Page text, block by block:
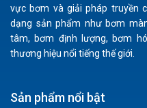
Vật liệu phần trung tâm
Vật liệu màng
Vật liệu bi
Chất rắn qua bơm tối đa
vực bơm và giải pháp truyền
dạng sản phẩm như bơm
tâm, bơm định lượng, bơm
thương hiệu nổi tiếng thế giới.
Sản phẩm nổi bật